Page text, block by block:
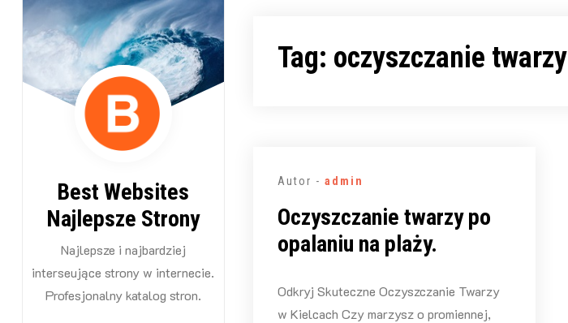
Przejdź
Best Websites
Najlepsze Strony
Najlepsze i najbardziej
interseujące strony w internecie.
Profesjonalny katalog stron.
Tag: oczyszczanie twarzy
Autor - admin
Oczyszczanie twarzy po
opalaniu na plaży.
Odkryj Skuteczne Oczyszczanie Twarzy
w Kielcach Czy marzysz o promiennej,